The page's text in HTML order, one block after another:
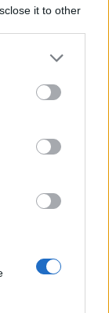
it to other
more Google
may click to
party tags to
below Google